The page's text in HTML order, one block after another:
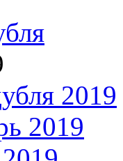
2019
2019